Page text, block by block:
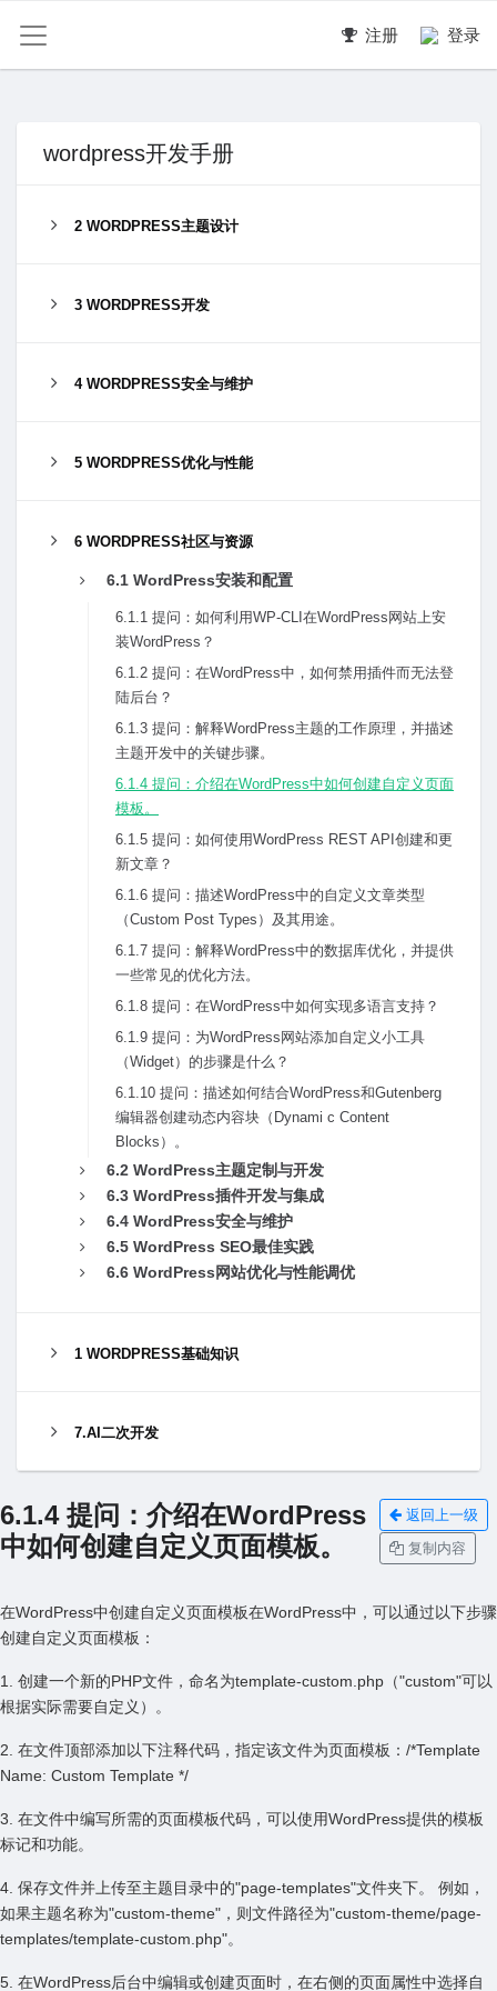
注册 登录
wordpress开发手册
2 WORDPRESS主题设计
3 WORDPRESS开发
4 WORDPRESS安全与维护
5 WORDPRESS优化与性能
6 WORDPRESS社区与资源
6.1 WordPress安装和配置
6.1.1 提问：如何利⽤WP-CLI在WordPress⽹站上安
装WordPress？
6.1.2 提问：在WordPress中，如何禁⽤插件⽽⽆法登
陆后台？
6.1.3 提问：解释WordPress主题的⼯作原理，并描述
主题开发中的关键步骤。
6.1.4 提问：介绍在WordPress中如何创建⾃定义页⾯
模板。
6.1.5 提问：如何使⽤WordPress REST API创建和更
新⽂章？
6.1.6 提问：描述WordPress中的⾃定义⽂章类型
（Custom Post Types）及其⽤途。
6.1.7 提问：解释WordPress中的数据库优化，并提供
⼀些常见的优化⽅法。
6.1.8 提问：在WordPress中如何实现多语⾔⽀持？
6.1.9 提问：为WordPress⽹站添加⾃定义⼩⼯具
（Widget）的步骤是什么？
6.1.10 提问：描述如何结合WordPress和Gutenberg
编辑器创建动态内容块（Dynami c Content
Blocks）。
6.2 WordPress主题定制与开发
6.3 WordPress插件开发与集成
6.4 WordPress安全与维护
6.5 WordPress SEO最佳实践
6.6 WordPress⽹站优化与性能调优
1 WORDPRESS基础知识
7.AI二次开发
6.1.4 提问：介绍在WordPress
中如何创建⾃定义页⾯模板。
返回上一级
复制内容
在WordPress中创建⾃定义页⾯模板在WordPress中，可以通过以下步骤
创建⾃定义页⾯模板：
1. 创建⼀个新的PHP⽂件，命名为template-custom.php（"custom"可以
根据实际需要⾃定义）。
2. 在⽂件顶部添加以下注释代码，指定该⽂件为页⾯模板：/*Template
Name: Custom Template */
3. 在⽂件中编写所需的页⾯模板代码，可以使⽤WordPress提供的模板
标记和功能。
4. 保存⽂件并上传⾄主题⽬录中的"page-templates"⽂件夹下。 例如，
如果主题名称为"custom-theme"，则⽂件路径为"custom-theme/page-
templates/template-custom.php"。
5. 在WordPress后台中编辑或创建页⾯时，在右侧的页⾯属性中选择⾃